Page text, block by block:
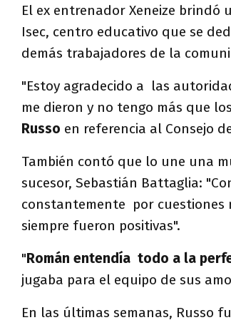
El ex entrenador Xeneize
Isec, centro educativo que se
demás trabajadores de la
"Estoy agradecido a las
me dieron y no tengo más que
Russo en referencia al Consejo
También contó que lo une una
sucesor, Sebastián Battaglia:
constantemente por cuestiones
siempre fueron positivas".
"Román entendía todo a la
jugaba para el equipo de sus
En las últimas semanas, Russo